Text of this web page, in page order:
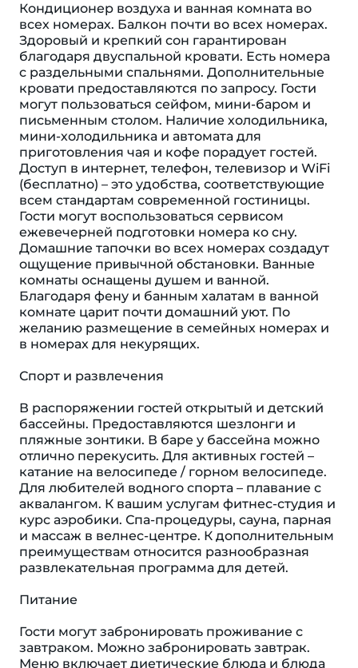
Кондиционер воздуха и ванная комната во
всех номерах. Балкон почти во всех номерах.
Здоровый и крепкий сон гарантирован
благодаря двуспальной кровати. Есть номера
с раздельными спальнями. Дополнительные
кровати предоставляются по запросу. Гости
могут пользоваться сейфом, мини-баром и
письменным столом. Наличие холодильника,
мини-холодильника и автомата для
приготовления чая и кофе порадует гостей.
Доступ в интернет, телефон, телевизор и WiFi
(бесплатно) – это удобства, соответствующие
всем стандартам современной гостиницы.
Гости могут воспользоваться сервисом
ежевечерней подготовки номера ко сну.
Домашние тапочки во всех номерах создадут
ощущение привычной обстановки. Ванные
комнаты оснащены душем и ванной.
Благодаря фену и банным халатам в ванной
комнате царит почти домашний уют. По
желанию размещение в семейных номерах и
в номерах для некурящих.
Спорт и развлечения
В распоряжении гостей открытый и детский
бассейны. Предоставляются шезлонги и
пляжные зонтики. В баре у бассейна можно
отлично перекусить. Для активных гостей –
катание на велосипеде / горном велосипеде.
Для любителей водного спорта – плавание с
аквалангом. К вашим услугам фитнес-студия и
курс аэробики. Спа-процедуры, сауна, парная
и массаж в велнес-центре. К дополнительным
преимуществам относится разнообразная
развлекательная программа для детей.
Питание
Гости могут забронировать проживание с
завтраком. Можно забронировать завтрак.
Меню включает диетические блюда и блюда